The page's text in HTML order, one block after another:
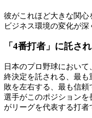
彼がこれほど大きな関心
ビジネス環境の変化が深
「4番打者」に託さ
日本のプロ野球におい
終決定を託される、最
敗を左右する、最も信
選手がこのポジション
がリーグを代表する打者